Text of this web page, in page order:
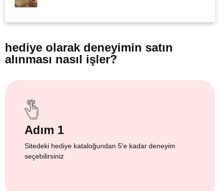
hediye olarak deneyimin satın
alınması nasıl işler?
Adım 1
Sitedeki hediye kataloğundan 5'e kadar deneyim
seçebilirsiniz